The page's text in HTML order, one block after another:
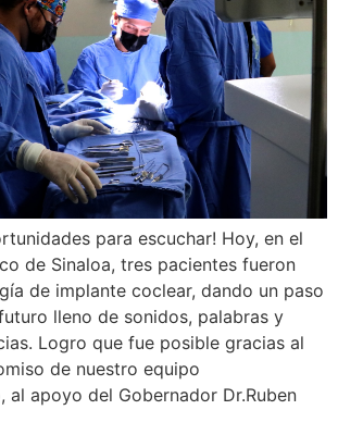
para escuchar! Hoy, en el
de Sinaloa, tres pacientes fueron
de implante coclear, dando un paso
lleno de sonidos, palabras y
Logro que fue posible gracias al
de nuestro equipo
al apoyo del Gobernador Dr.Ruben